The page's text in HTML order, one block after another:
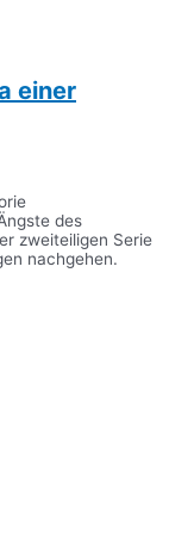
einer
des
zweiteiligen Serie
nachgehen.